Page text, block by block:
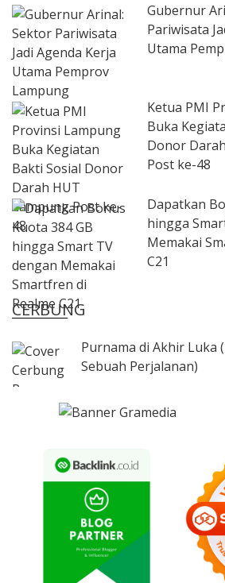
Gubernur
Pariwisata
Utama
Ketua PMI
Buka
Donor
Post ke-48
Dapatkan
hingga
Memakai
C21
CERBUNG
Purnama di Akhir Luka
Sebuah Perjalanan)